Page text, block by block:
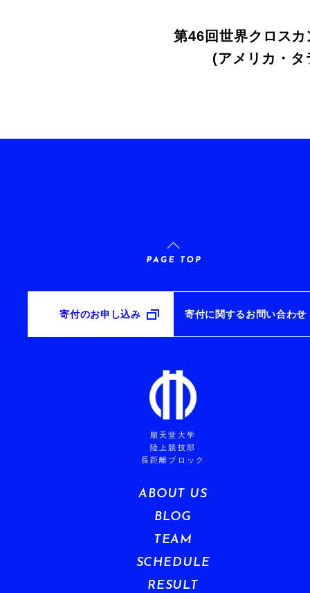
第46回世界クロス
(アメリカ・タ
寄付のお申し込み 寄付に関するお問い合わせ
順天堂大学
陸上競技部
長距離ブロック
ABOUT US
BLOG
TEAM
SCHEDULE
RESULT